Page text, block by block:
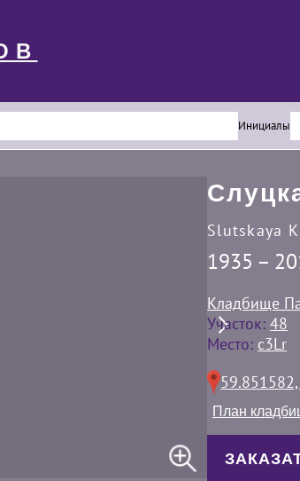
Инициалы
Slutskaya
1935 –
Кладбище
Участок: 48
Место: c3Lr
План